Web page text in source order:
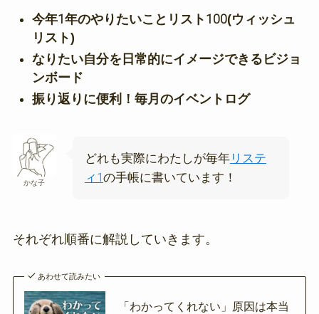
今年1年のやりたいことリスト100(ウィッシュ
リスト)
なりたい自分を日常的にイメージできるビジョ
ンボード
振り返りに便利！毎月のイベントログ
かな子
どれも実際にわたしが毎年リステ
ィ1 の手帳に書いています！
それぞれ順番に解説していきます。
あわせて読みたい
「わかってくれない」原因は本当